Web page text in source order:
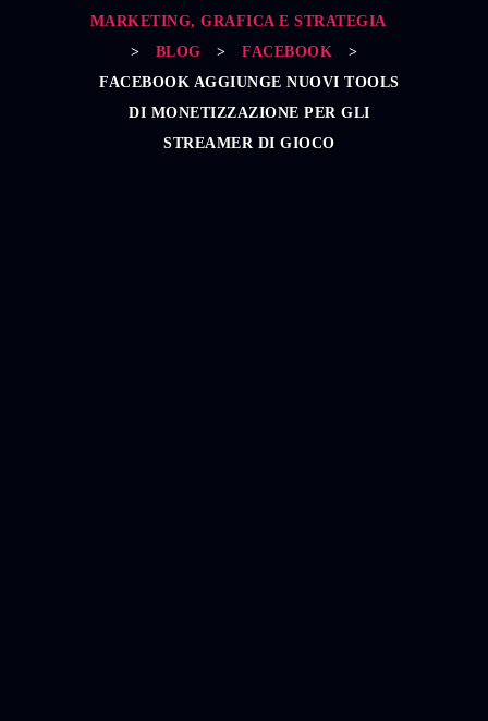
MARKETING, GRAFICA E STRATEGIA
>
BLOG > FACEBOOK
>
FACEBOOK AGGIUNGE NUOVI TOOLS
DI MONETIZZAZIONE PER GLI
STREAMER DI GIOCO